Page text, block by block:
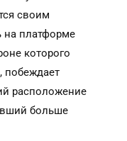
своим
платформе
которого
побеждает
расположение
больше